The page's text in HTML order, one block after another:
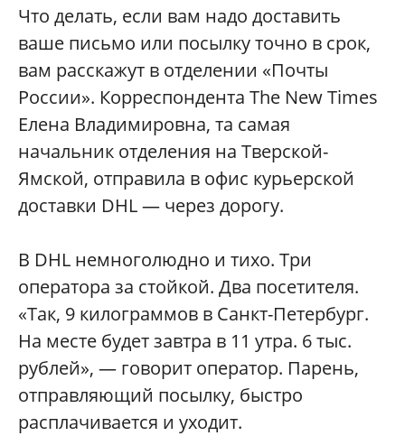
Что делать, если вам надо доставить
ваше письмо или посылку точно в срок,
вам расскажут в отделении «Почты
России». Корреспондента The New Times
Елена Владимировна, та самая
начальник отделения на Тверской-
Ямской, отправила в офис курьерской
доставки DHL — через дорогу.
В DHL немноголюдно и тихо. Три
оператора за стойкой. Два посетителя.
«Так, 9 килограммов в Санкт-Петербург.
На месте будет завтра в 11 утра. 6 тыс.
рублей», — говорит оператор. Парень,
отправляющий посылку, быстро
расплачивается и уходит.